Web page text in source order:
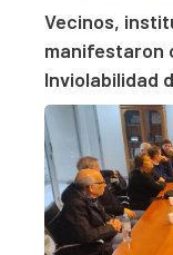
Vecinos,
manifestaron
Inviolabilidad